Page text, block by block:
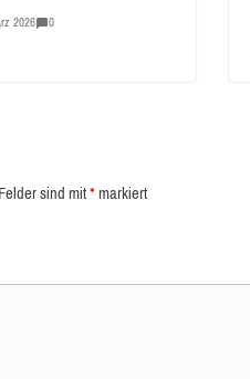
2026 0
sind mit*markiert